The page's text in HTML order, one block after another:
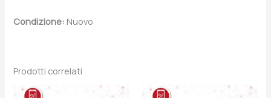
Condizione: Nuovo
Prodotti correlati